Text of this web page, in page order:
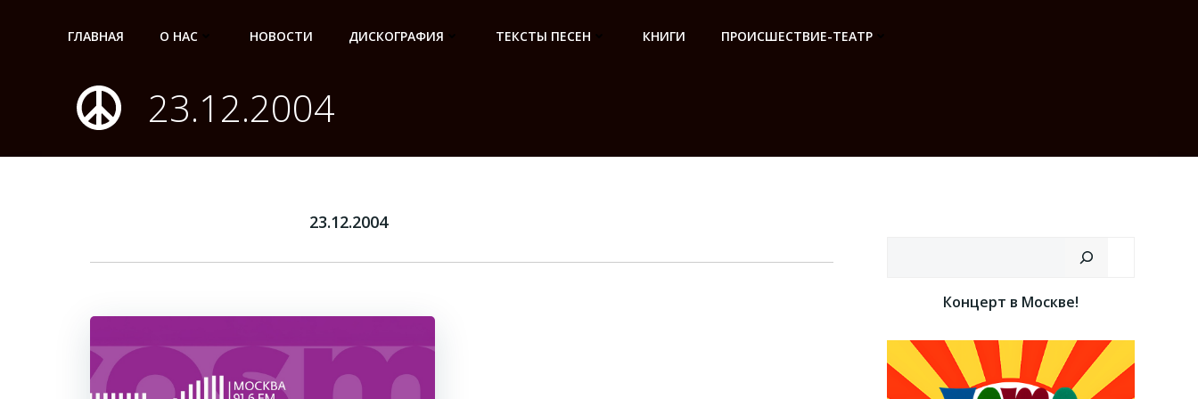
ГЛАВНАЯ О НАС НОВОСТИ ДИСКОГРАФИЯ ТЕКСТЫ ПЕСЕН КНИГИ ПРОИСШЕСТВИЕ-ТЕАТР
23.12.2004
23.12.2004
Концерт в Москве!